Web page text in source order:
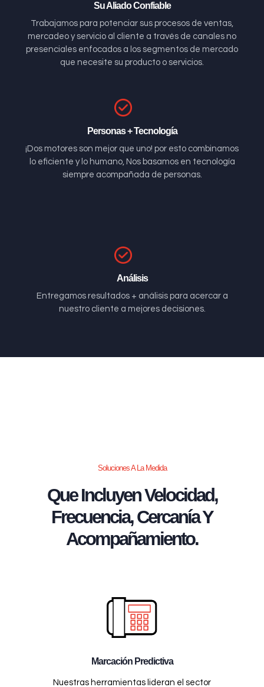
Su Aliado Confiable
Trabajamos para potenciar sus procesos de ventas,
mercadeo y servicio al cliente a través de canales no
presenciales enfocados a los segmentos de mercado
que necesite su producto o servicios.
Personas + Tecnología
¡Dos motores son mejor que uno! por esto combinamos
lo eficiente y lo humano, Nos basamos en tecnología
siempre acompañada de personas.
Análisis
Entregamos resultados + análisis para acercar a
nuestro cliente a mejores decisiones.
Soluciones A La Medida
Que Incluyen Velocidad,
Frecuencia, Cercanía Y
Acompañamiento.
Marcación Predictiva
Nuestras herramientas lideran el sector